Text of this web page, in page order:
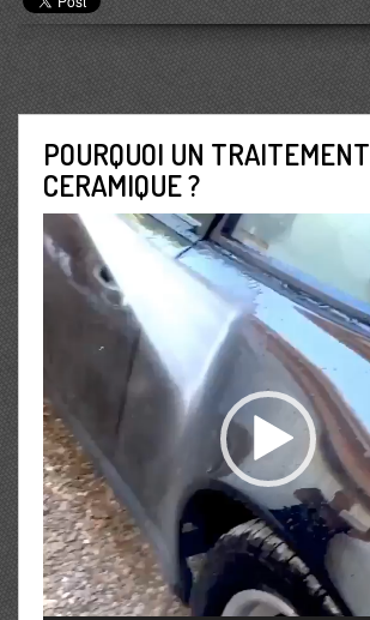
POURQUOI UN TRAITEMENT
CERAMIQUE ?
Lecteur
vidéo